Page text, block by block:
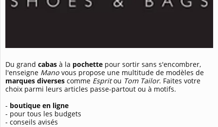
Du grand cabas à la pochette pour sortir sans s'encombrer,
l'enseigne Mano vous propose une multitude de modèles de
marques diverses comme Espritou Tom Tailor. Faites votre
choix parmi leurs articles passe-partout ou à motifs.
- boutique en ligne
- pour tous les budgets
- conseils avisés